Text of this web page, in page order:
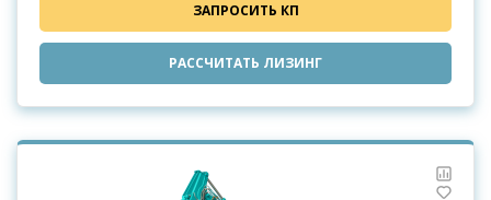
ЗАПРОСИТЬ КП
РАССЧИТАТЬ ЛИЗИНГ